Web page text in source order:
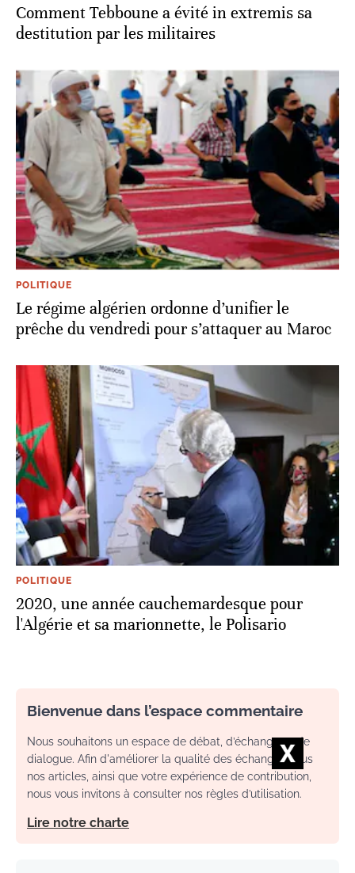
Comment Tebboune a évité in extremis sa
destitution par les militaires
POLITIQUE
Le régime algérien ordonne d’unifier le
prêche du vendredi pour s’attaquer au Maroc
POLITIQUE
2020, une année cauchemardesque pour
l'Algérie et sa marionnette, le Polisario
Bienvenue dans l’espace commentaire
Nous souhaitons un espace de débat, d’échange et de
dialogue. Afin d'améliorer la qualité des échanges sous
nos articles, ainsi que votre expérience de contribution,
nous vous invitons à consulter nos règles d’utilisation.
Lire notre charte